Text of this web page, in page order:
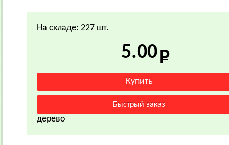
На складе: 227 шт.
5.00
дерево